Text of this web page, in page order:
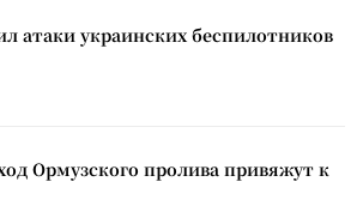
атаки украинских беспилотников
Ормузского пролива привяжут к